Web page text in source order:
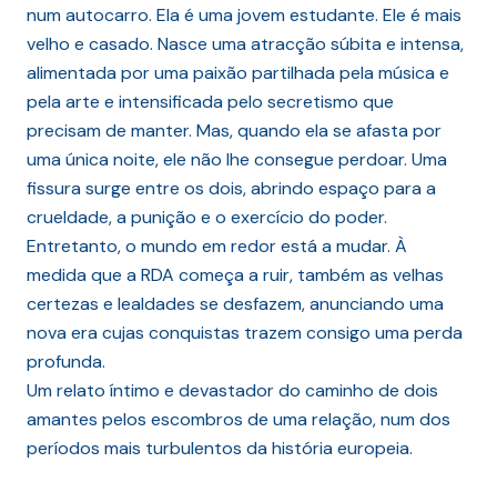
num autocarro. Ela é uma jovem estudante. Ele é mais
velho e casado. Nasce uma atracção súbita e intensa,
alimentada por uma paixão partilhada pela música e
pela arte e intensificada pelo secretismo que
precisam de manter. Mas, quando ela se afasta por
uma única noite, ele não lhe consegue perdoar. Uma
fissura surge entre os dois, abrindo espaço para a
crueldade, a punição e o exercício do poder.
Entretanto, o mundo em redor está a mudar. À
medida que a RDA começa a ruir, também as velhas
certezas e lealdades se desfazem, anunciando uma
nova era cujas conquistas trazem consigo uma perda
profunda.
Um relato íntimo e devastador do caminho de dois
amantes pelos escombros de uma relação, num dos
períodos mais turbulentos da história europeia.